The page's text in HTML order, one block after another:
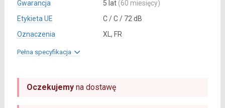
Gwarancja
5 lat (60 miesięcy)
Etykieta UE
C / C / 72 dB
Oznaczenia
XL, FR
Pełna specyfikacja
Oczekujemyna dostawę